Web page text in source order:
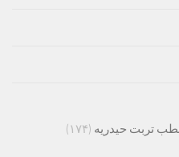
تربت حیدریه (۱۷۴)